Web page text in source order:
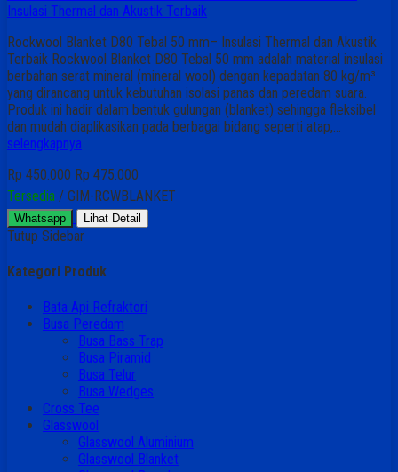
Insulasi Thermal dan Akustik Terbaik
Rockwool Blanket D80 Tebal 50 mm– Insulasi Thermal dan Akustik
Terbaik Rockwool Blanket D80 Tebal 50 mm adalah material insulasi
berbahan serat mineral (mineral wool) dengan kepadatan 80 kg/m³
yang dirancang untuk kebutuhan isolasi panas dan peredam suara.
Produk ini hadir dalam bentuk gulungan (blanket) sehingga fleksibel
dan mudah diaplikasikan pada berbagai bidang seperti atap,…
selengkapnya
Rp 450.000 Rp 475.000
Tersedia / GIM-RCWBLANKET
Whatsapp Lihat Detail
Tutup Sidebar
Kategori Produk
Bata Api Refraktori
Busa Peredam
Busa Bass Trap
Busa Piramid
Busa Telur
Busa Wedges
Cross Tee
Glasswool
Glasswool Aluminium
Glasswool Blanket